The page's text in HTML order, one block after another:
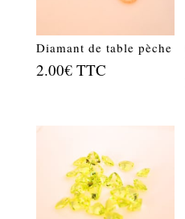
Diamant de table pèche
2.00€ TTC